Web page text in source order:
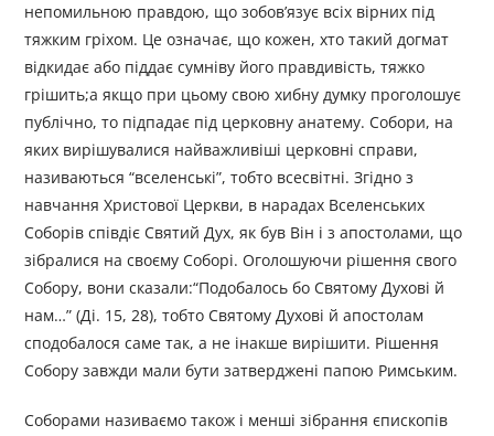
непомильною правдою, що зобов’язує всіх вірних під
тяжким гріхом. Це означає, що кожен, хто такий догмат
відкидає або піддає сумніву його правдивість, тяжко
грішить;а якщо при цьому свою хибну думку проголошує
публічно, то підпадає під церковну анатему. Собори, на
яких вирішувалися найважливіші церковні справи,
називаються “вселенські”, тобто всесвітні. Згідно з
навчання Христової Церкви, в нарадах Вселенських
Соборів співдіє Святий Дух, як був Він і з апостолами, що
зібралися на своєму Соборі. Оголошуючи рішення свого
Собору, вони сказали:“Подобалось бо Святому Духові й
нам…” (Ді. 15, 28), тобто Святому Духові й апостолам
сподобалося саме так, а не інакше вирішити. Рішення
Собору завжди мали бути затверджені папою Римським.
Соборами називаємо також і менші зібрання єпископів